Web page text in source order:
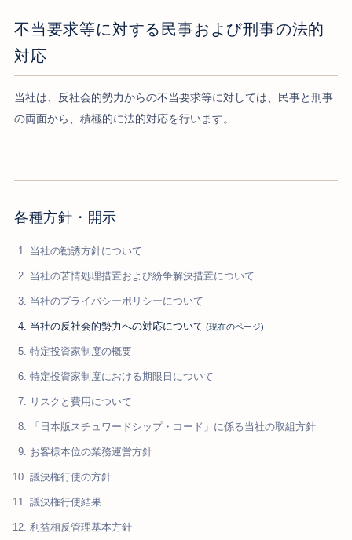
不当要求等に対する民事および刑事の法的
対応
当社は、反社会的勢力からの不当要求等に対しては、民事と刑事
の両面から、積極的に法的対応を行います。
各種方針・開示
当社の勧誘方針について
当社の苦情処理措置および紛争解決措置について
当社のプライバシーポリシーについて
当社の反社会的勢力への対応について
特定投資家制度の概要
特定投資家制度における期限日について
リスクと費用について
「日本版スチュワードシップ・コード」に係る当社の取組方針
お客様本位の業務運営方針
議決権行使の方針
議決権行使結果
利益相反管理基本方針